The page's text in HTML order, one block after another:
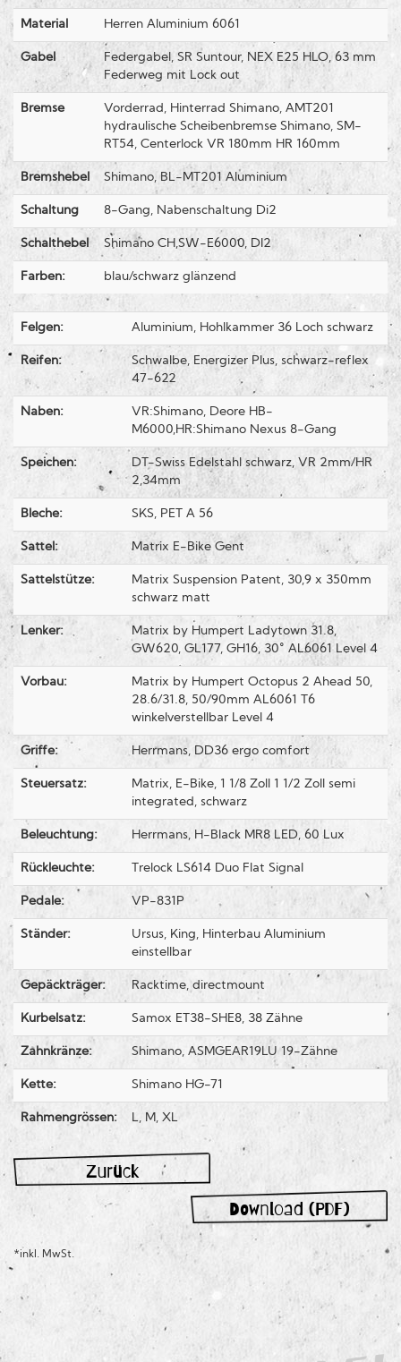
Material Herren Aluminium 6061
Gabel
Federgabel, SR Suntour, NEX E25 HLO, 63 mm
Federweg mit Lock out
Bremse
Vorderrad, Hinterrad Shimano, AMT201
hydraulische Scheibenbremse Shimano, SM-
RT54, Centerlock VR 180mm HR 160mm
Bremshebel Shimano, BL-MT201 Aluminium
Schaltung 8-Gang, Nabenschaltung Di2
Schalthebel Shimano CH,SW-E6000, DI2
Farben: blau/schwarz glänzend
Felgen: Aluminium, Hohlkammer 36 Loch schwarz
Reifen:
Schwalbe, Energizer Plus, schwarz-reflex
47-622
Naben:
VR:Shimano, Deore HB-
M6000,HR:Shimano Nexus 8-Gang
Speichen:
DT-Swiss Edelstahl schwarz, VR 2mm/HR
2,34mm
Bleche: SKS, PET A 56
Sattel: Matrix E-Bike Gent
Sattelstütze:
Matrix Suspension Patent, 30,9 x 350mm
schwarz matt
Lenker:
Matrix by Humpert Ladytown 31.8,
GW620, GL177, GH16, 30° AL6061 Level 4
Vorbau:
Matrix by Humpert Octopus 2 Ahead 50,
28.6/31.8, 50/90mm AL6061 T6
winkelverstellbar Level 4
Griffe: Herrmans, DD36 ergo comfort
Steuersatz:
Matrix, E-Bike, 1 1/8 Zoll 1 1/2 Zoll semi
integrated, schwarz
Beleuchtung: Herrmans, H-Black MR8 LED, 60 Lux
Rückleuchte: Trelock LS614 Duo Flat Signal
Pedale: VP-831P
Ständer:
Ursus, King, Hinterbau Aluminium
einstellbar
Gepäckträger: Racktime, directmount
Kurbelsatz: Samox ET38-SHE8, 38 Zähne
Zahnkränze: Shimano, ASMGEAR19LU 19-Zähne
Kette: Shimano HG-71
Rahmengrössen: L, M, XL
Zurück
Download (PDF)
*inkl. MwSt.